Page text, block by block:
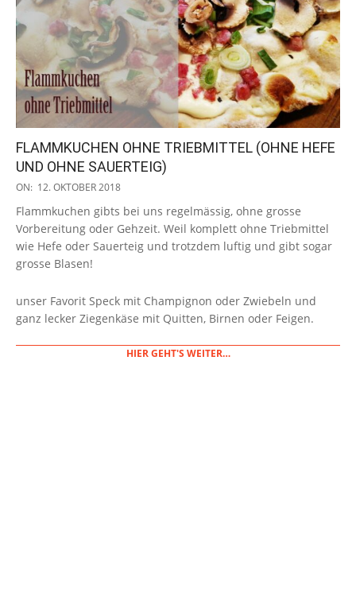
FLAMMKUCHEN OHNE TRIEBMITTEL (OHNE HEFE
UND OHNE SAUERTEIG)
2018-
12
ON: 12. OKTOBER 2018
Flammkuchen gibts bei uns regelmässig, ohne grosse
Vorbereitung oder Gehzeit. Weil komplett ohne Triebmittel
wie Hefe oder Sauerteig und trotzdem luftig und gibt sogar
grosse Blasen!
unser Favorit Speck mit Champignon oder Zwiebeln und
ganz lecker Ziegenkäse mit Quitten, Birnen oder Feigen.
HIER GEHT'S WEITER…